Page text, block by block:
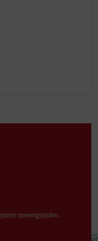
openingstijden.